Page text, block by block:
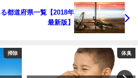
都道府県一覧【2018年
最新版】
掃除 体臭